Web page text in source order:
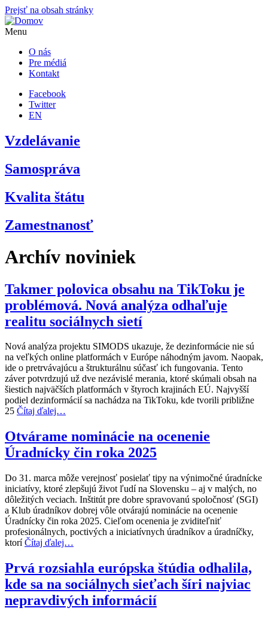
Prejsť na obsah stránky
Menu
O nás
Pre médiá
Kontakt
Facebook
Twitter
EN
Vzdelávanie
Samospráva
Kvalita štátu
Zamestnanosť
Archív noviniek
Takmer polovica obsahu na TikToku je
problémová. Nová analýza odhaľuje
realitu sociálnych sietí
Nová analýza projektu SIMODS ukazuje, že dezinformácie nie sú
na veľkých online platformách v Európe náhodným javom. Naopak,
ide o pretrvávajúcu a štrukturálnu súčasť ich fungovania. Tento
záver potvrdzujú už dve nezávislé merania, ktoré skúmali obsah na
šiestich najväčších platformách v štyroch krajinách EÚ. Najvyšší
podiel dezinformácií sa nachádza na TikToku, kde tvorili približne
25 Čítaj ďalej…
Otvárame nominácie na ocenenie
Úradnícky čin roka 2025
Do 31. marca môže verejnosť posielať tipy na výnimočné úradnícke
iniciatívy, ktoré zlepšujú život ľudí na Slovensku – aj v malých, no
dôležitých veciach. Inštitút pre dobre spravovanú spoločnosť (SGI)
a Klub úradníkov dobrej vôle otvárajú nominácie na ocenenie
Úradnícky čin roka 2025. Cieľom ocenenia je zviditeľniť
profesionálnych, poctivých a iniciatívnych úradníkov a úradníčky,
ktoríČítaj ďalej…
Prvá rozsiahla európska štúdia odhalila,
kde sa na sociálnych sieťach šíri najviac
nepravdivých informácií